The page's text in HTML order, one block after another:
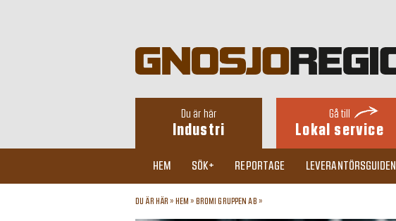
Du är här
Industri
Gå till
Lokal service
HEM SÖK+ REPORTAGE LEVERANTÖRSGUIDEN
DU ÄR HÄR » HEM » BROMI GRUPPEN AB »